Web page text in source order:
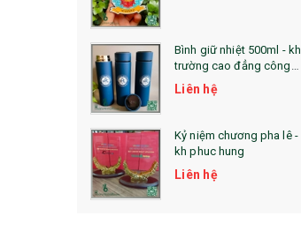
Sổ Sạc Đa Năng
Sổ Lò Xo
Bình giữ nhiệt 500ml - kh
trường cao đẳng công
nghệ bách khoa hà nội
Liên hệ
Kỷ niệm chương pha lê -
kh phuc hung
Liên hệ